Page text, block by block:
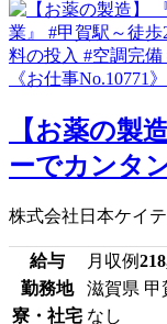
【お薬の製
ーでカンタ
株式会社日本ケイ
給与 月収例
勤務地
滋賀県 甲
寮・社宅 なし